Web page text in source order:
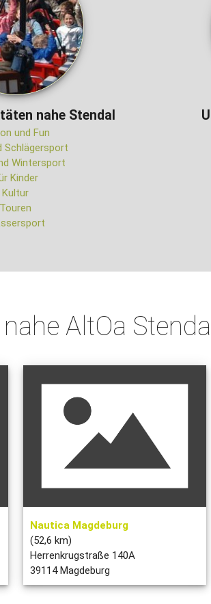
nahe Stendal
und Fun
Schlägersport
Wintersport
Kinder
Kultur
Touren
AltOa
Nautica Magdeburg
(52,6 km)
Herrenkrugstraße 140A
39114 Magdeburg